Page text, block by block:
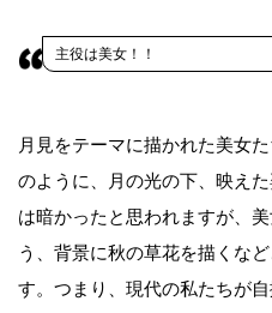
主役は美女！！
月見をテーマに描かれた美女
のように、月の光の下、映え
は暗かったと思われますが、
う、背景に秋の草花を描くな
す。つまり、現代の私たちが